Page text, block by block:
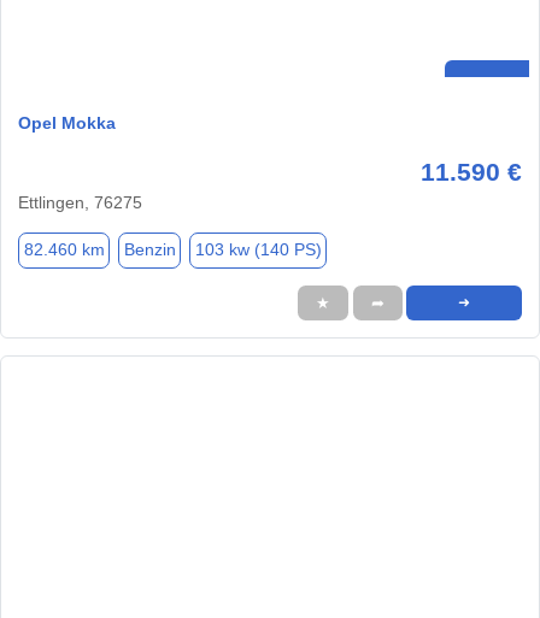
Opel Mokka
11.590 €
Ettlingen, 76275
82.460 km Benzin 103 kw (140 PS)
★ ➦ ➜